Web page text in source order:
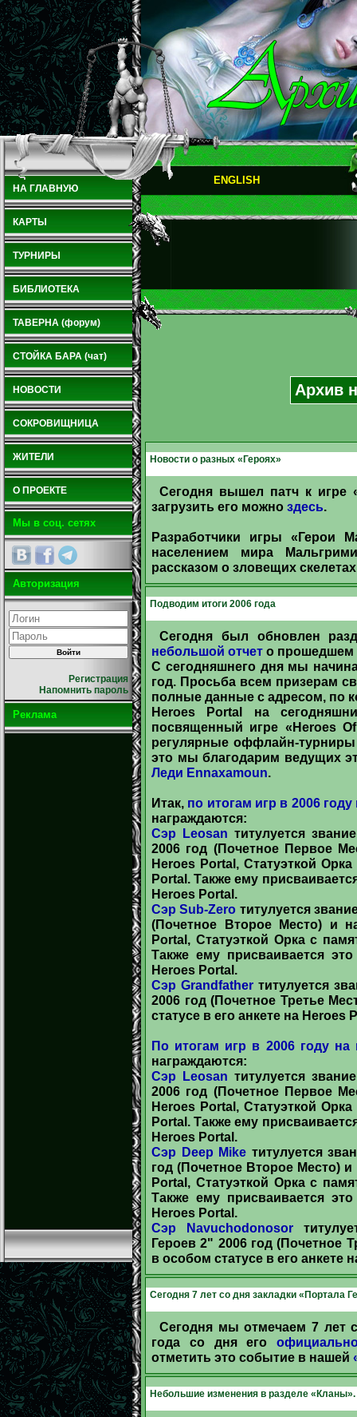
НА ГЛАВНУЮ
КАРТЫ
ТУРНИРЫ
БИБЛИОТЕКА
ТАВЕРНА (форум)
СТОЙКА БАРА (чат)
НОВОСТИ
СОКРОВИЩНИЦА
ЖИТЕЛИ
О ПРОЕКТЕ
Мы в соц. сетях
Авторизация
Регистрация
Напомнить пароль
Реклама
ENGLISH
Архив
Новости о разных «Героях»
Сегодня вышел патч к игре
загрузить его можно здесь.
Разработчики игры «Герои
населением мира
рассказом о зловещих
Подводим итоги 2006 года
Сегодня был обновлен
небольшой отчет о прошедшем
С сегодняшнего дня мы
год. Просьба всем призерам
полные данные с адресом, по
Heroes Portal на
посвященный игре «Heroes
регулярные оффлайн-
это мы благодарим ведущих
Леди Ennaxamoun.
Итак, по итогам игр в 2006
награждаются:
Сэр Leosan титулуется
2006 год (Почетное Первое
Heroes Portal, Статуэткой
Portal. Также ему
Heroes Portal.
Сэр Sub-Zero титулуется
(Почетное Второе Место) и
Portal, Статуэткой Орка с
Также ему присваивается
Heroes Portal.
Сэр Grandfatherтитулуется
2006 год (Почетное Третье
статусе в его анкете на Heroes
По итогам игр в 2006 году
награждаются:
Сэр Leosan титулуется
2006 год (Почетное Первое
Heroes Portal, Статуэткой
Portal. Также ему
Heroes Portal.
Сэр Deep Mike титулуется
год (Почетное Второе Место)
Portal, Статуэткой Орка с
Также ему присваивается
Heroes Portal.
Сэр Navuchodonosor
Героев 2" 2006 год (Почетное
в особом статусе в его анкете
Сегодня 7 лет со дня закладки «Портала
Сегодня мы отмечаем 7 лет
года со дня его
отметить это событие в нашей
Небольшие изменения в разделе «Кланы».